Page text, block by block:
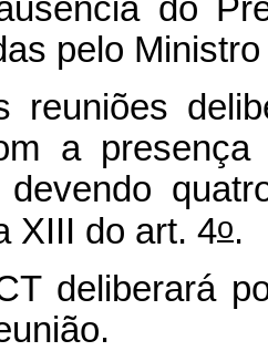
do
pelo
a
devendo
XIII do art. 4o.
deliberará